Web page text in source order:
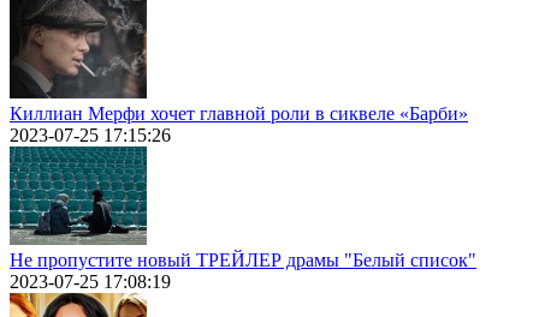
Киллиан Мерфи хочет главной роли в сиквеле «Барби»
2023-07-25 17:15:26
Не пропустите новый ТРЕЙЛЕР драмы "Белый список"
2023-07-25 17:08:19